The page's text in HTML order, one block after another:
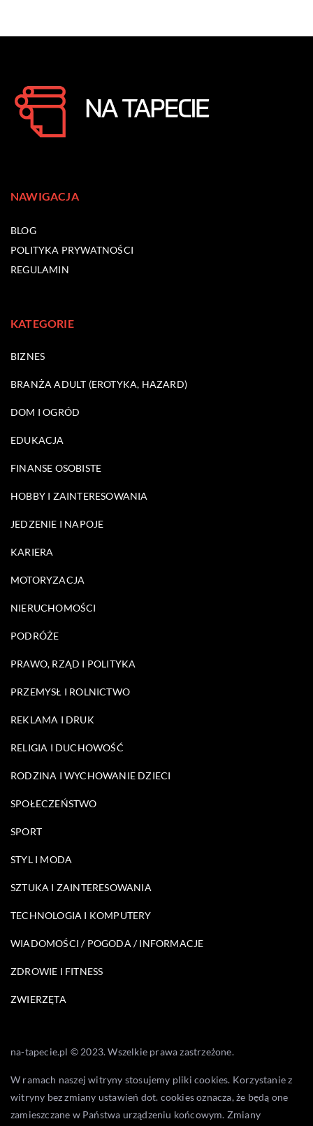
NAWIGACJA
BLOG
POLITYKA PRYWATNOŚCI
REGULAMIN
KATEGORIE
BIZNES
BRANŻA ADULT (EROTYKA, HAZARD)
DOM I OGRÓD
EDUKACJA
FINANSE OSOBISTE
HOBBY I ZAINTERESOWANIA
JEDZENIE I NAPOJE
KARIERA
MOTORYZACJA
NIERUCHOMOŚCI
PODRÓŻE
PRAWO, RZĄD I POLITYKA
PRZEMYSŁ I ROLNICTWO
REKLAMA I DRUK
RELIGIA I DUCHOWOŚĆ
RODZINA I WYCHOWANIE DZIECI
SPOŁECZEŃSTWO
SPORT
STYL I MODA
SZTUKA I ZAINTERESOWANIA
TECHNOLOGIA I KOMPUTERY
WIADOMOŚCI / POGODA / INFORMACJE
ZDROWIE I FITNESS
ZWIERZĘTA
na-tapecie.pl © 2023. Wszelkie prawa zastrzeżone.
W ramach naszej witryny stosujemy pliki cookies. Korzystanie z
witryny bez zmiany ustawień dot. cookies oznacza, że będą one
zamieszczane w Państwa urządzeniu końcowym. Zmiany